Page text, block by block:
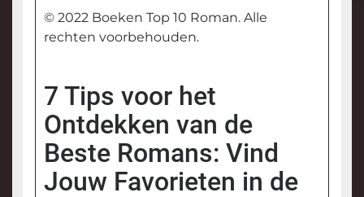
© 2022 Boeken Top 10 Roman. Alle
rechten voorbehouden.
7 Tips voor het
Ontdekken van de
Beste Romans: Vind
Jouw Favorieten in de